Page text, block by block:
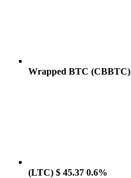
Wrapped BTC (CBBTC)
(LTC) $ 45.37 0.6%